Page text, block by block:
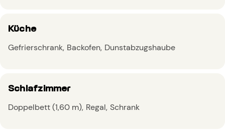
Küche
Gefrierschrank Backofen Dunstabzugshaube
Schlafzimmer
Doppelbett (1,60 m) Regal Schrank